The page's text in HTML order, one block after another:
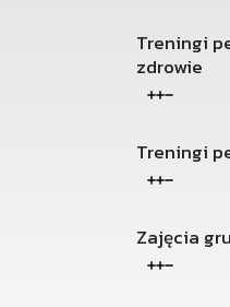
Treningi
zdrowie
Treningi
Zajęcia